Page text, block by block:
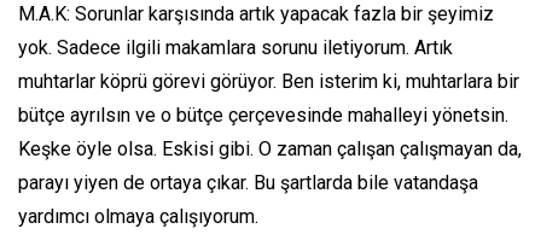
M.A.K: Sorunlar karşısında artık yapacak fazla bir şeyimiz
yok. Sadece ilgili makamlara sorunu iletiyorum. Artık
muhtarlar köprü görevi görüyor. Ben isterim ki, muhtarlara bir
bütçe ayrılsın ve o bütçe çerçevesinde mahalleyi yönetsin.
Keşke öyle olsa. Eskisi gibi. O zaman çalışan çalışmayan da,
parayı yiyen de ortaya çıkar. Bu şartlarda bile vatandaşa
yardımcı olmaya çalışıyorum.